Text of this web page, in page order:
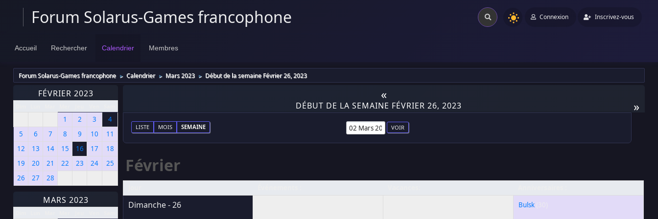
Forum Solarus-Games francophone Connexion Inscrivez-vous
Accueil Rechercher Calendrier Membres
Forum Solarus-Games francophone ► Calendrier ► Mars 2023 ► Début de la semaine Février 26, 2023
FÉVRIER 2023
1 2 3
4
5
6 7 8 9 10
11
12
13 14 15 16 17
18
19
20 21 22 23 24
25
26
27 28
MARS 2023
«
»
DÉBUT DE LA SEMAINE FÉVRIER 26, 2023
LISTE MOIS SEMAINE
Février
Dimanche - 26 Bulsk